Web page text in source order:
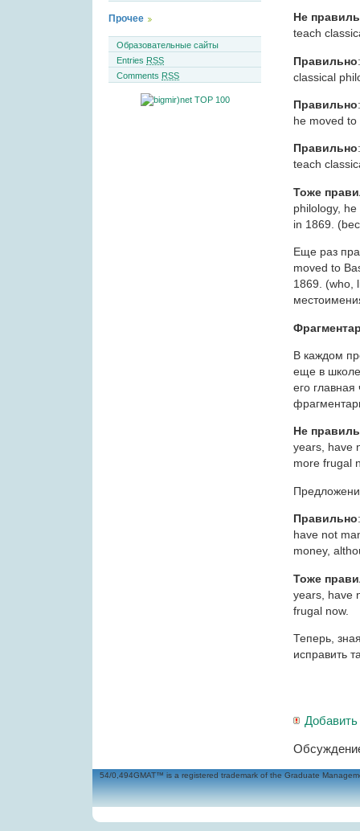
Не
teach
Правильно
classical
Правильно
he moved
Правильно
teach
Тоже
philology,
in 1869.
Еще раз
moved to
1869. (who,
В каждом
еще в
его
Не
years, have
more frugal
Правильно
have not
money,
Тоже
years, have
frugal now.
Теперь,
исправить
Прочее
Образовательные сайты
Entries RSS
Comments RSS
54/0,494GMAT™ is a registered trademark of the Graduate